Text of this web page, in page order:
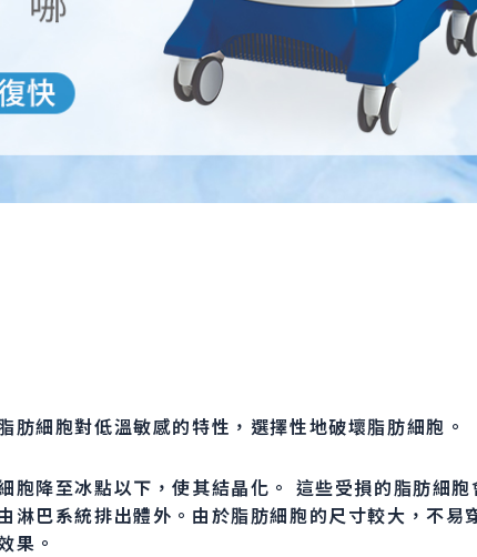
細胞對低溫敏感的特性，選擇性地破壞脂肪細胞。
降至冰點以下，使其結晶化。 這些受損的脂肪細胞
巴系統排出體外。由於脂肪細胞的尺寸較大，不易
果。